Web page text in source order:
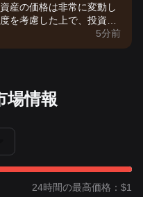
産の価格は非常に変動し
を考慮した上で、投資判
5分前
情報
24時間の最高価格：$1